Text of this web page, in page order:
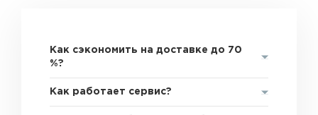
Как сэкономить на доставке до 70
%?
Как работает сервис?